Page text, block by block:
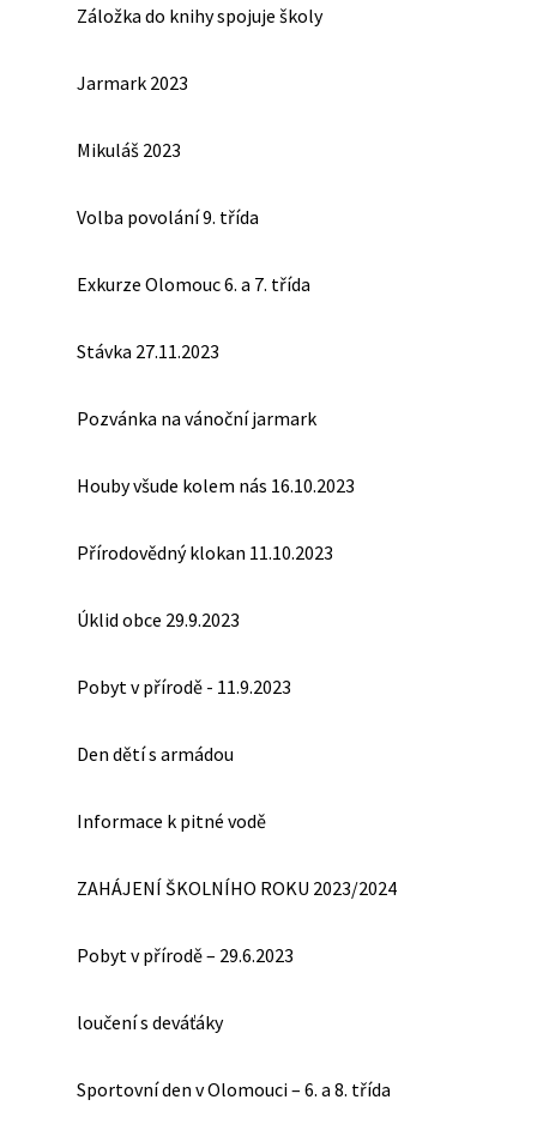
Záložka do knihy spojuje školy
Jarmark 2023
Mikuláš 2023
Volba povolání 9. třída
Exkurze Olomouc 6. a 7. třída
Stávka 27.11.2023
Pozvánka na vánoční jarmark
Houby všude kolem nás 16.10.2023
Přírodovědný klokan 11.10.2023
Úklid obce 29.9.2023
Pobyt v přírodě - 11.9.2023
Den dětí s armádou
Informace k pitné vodě
ZAHÁJENÍ ŠKOLNÍHO ROKU 2023/2024
Pobyt v přírodě – 29.6.2023
loučení s deváťáky
Sportovní den v Olomouci – 6. a 8. třída